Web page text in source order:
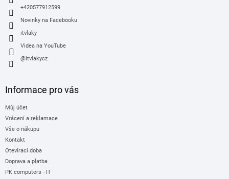
+420577912599
Novinky na Facebooku
itvlaky
Videa na YouTube
@itvlakycz
Informace pro vás
Můj účet
Vrácení a reklamace
Vše o nákupu
Kontakt
Otevírací doba
Doprava a platba
PK computers - IT